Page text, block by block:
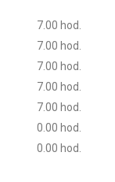
7.00 hod.
7.00 hod.
7.00 hod.
7.00 hod.
7.00 hod.
0.00 hod.
0.00 hod.